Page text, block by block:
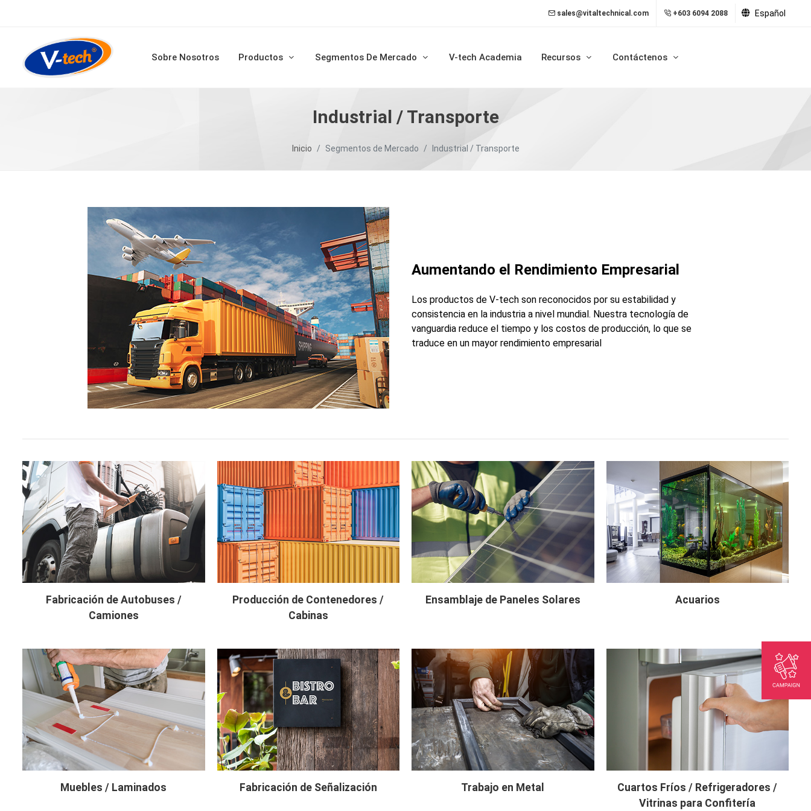
sales@vitaltechnical.com +603 6094 2088 Español
Sobre Nosotros Productos Segmentos De Mercado V-tech Academia Recursos Contáctenos
Industrial / Transporte
Inicio Segmentos de Mercado Industrial / Transporte
Aumentando el Rendimiento Empresarial
Los productos de V-tech son reconocidos por su estabilidad y
consistencia en la industria a nivel mundial. Nuestra tecnología de
vanguardia reduce el tiempo y los costos de producción, lo que se
traduce en un mayor rendimiento empresarial
Fabricación de Autobuses /
Camiones
Producción de Contenedores /
Cabinas
Ensamblaje de Paneles Solares Acuarios
Muebles / Laminados Fabricación de Señalización Trabajo en Metal
Cuartos Fríos / Refrigeradores /
Vitrinas para Confitería